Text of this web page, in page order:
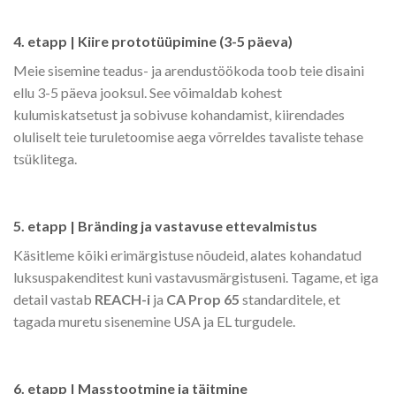
4. etapp | Kiire prototüüpimine (3-5 päeva)
Meie sisemine teadus- ja arendustöökoda toob teie disaini
ellu 3-5 päeva jooksul. See võimaldab kohest
kulumiskatsetust ja sobivuse kohandamist, kiirendades
oluliselt teie turuletoomise aega võrreldes tavaliste tehase
tsüklitega.
5. etapp | Bränding ja vastavuse ettevalmistus
Käsitleme kõiki erimärgistuse nõudeid, alates kohandatud
luksuspakenditest kuni vastavusmärgistuseni. Tagame, et iga
detail vastab REACH-i ja CA Prop 65 standarditele, et
tagada muretu sisenemine USA ja EL turgudele.
6. etapp | Masstootmine ja täitmine